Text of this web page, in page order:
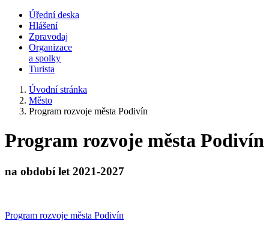
Úřední deska
Hlášení
Zpravodaj
Organizace
a spolky
Turista
Úvodní stránka
Město
Program rozvoje města Podivín
Program rozvoje města Podivín
na období let 2021-2027
Program rozvoje města Podivín